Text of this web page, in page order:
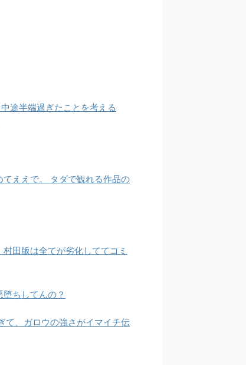
途半端過ぎたことを考える
ええで。 タダで観れる作品の
田版は全てが劣化しててコミ
ちしてんの？
て、ガロウの強さがイマイチ伝